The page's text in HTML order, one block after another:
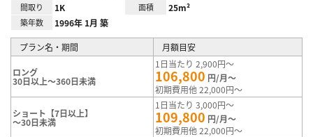
間取り 1K 面積 25m²
築年数 1996年 1月 築
プラン名・期間 月額目安
ロング
30日以上～360日未満
1日当たり 2,900円～
106,800 円/月～
初期費用他 22,000円～
ショート【7日以上】
～30日未満
1日当たり 3,000円～
109,800 円/月～
初期費用他 22,000円～